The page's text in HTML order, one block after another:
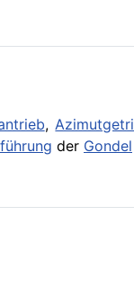
,
der Gondel